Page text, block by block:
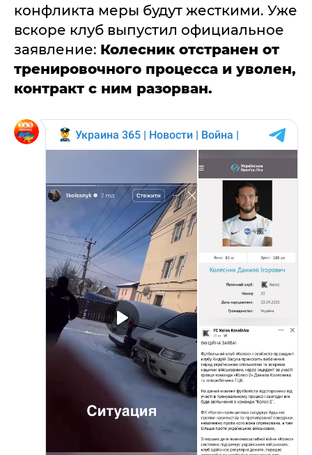
конфликта меры будут жесткими. Уже
вскоре клуб выпустил официальное
заявление: Колесник отстранен от
тренировочного процесса и уволен,
контракт с ним разорван.